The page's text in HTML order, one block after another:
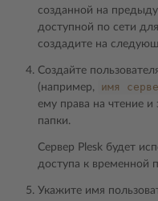
созданной на
доступной по сети
создадите на
Создайте
(например,
имя
ему права на чтение и
папки.
Сервер Plesk будет
доступа к временной
Укажите имя